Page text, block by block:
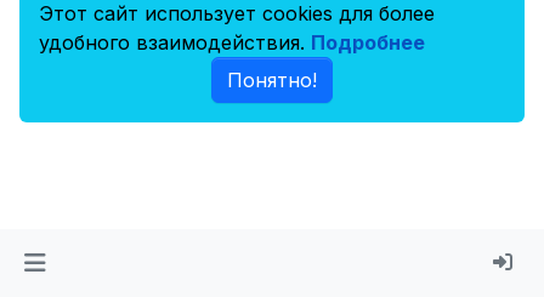
Этот сайт использует cookies для более
удобного взаимодействия. Подробнее
Понятно!